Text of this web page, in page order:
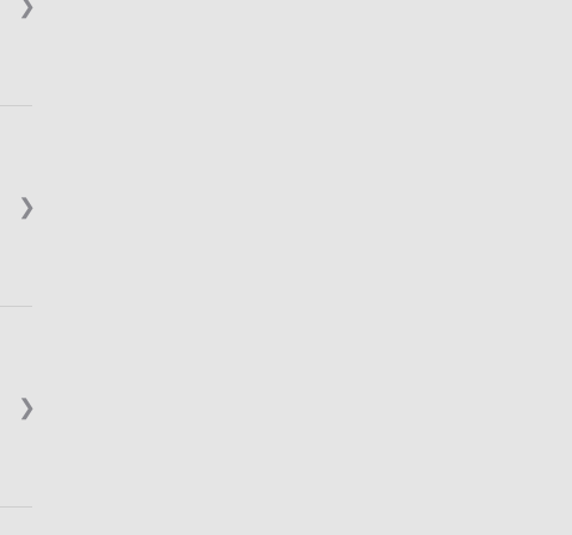
❯
❯
❯